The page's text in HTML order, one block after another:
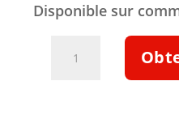
Disponible sur